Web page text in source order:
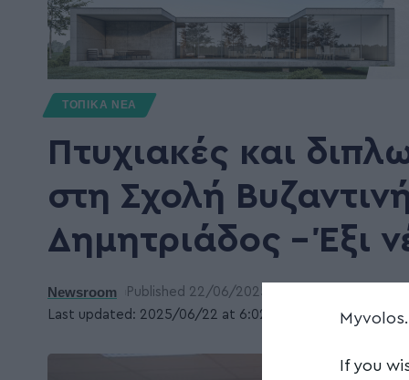
If you
ΤΟΠΙΚΑ ΝΕΑ
Πτυχιακές και
στη Σχολή
Δημητριάδος – Έξι
Last updated: 2025/06/22 at 6:02 ΜΜ
Newsroom Published 22/06/2025